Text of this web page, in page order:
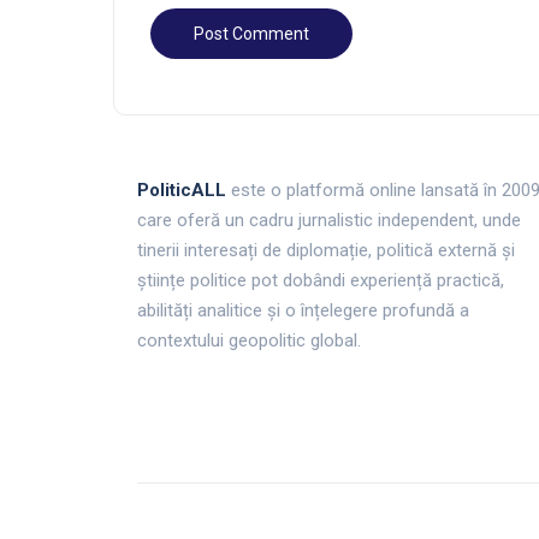
PoliticALL este o platformă online lansată în 2009
care oferă un cadru jurnalistic independent, unde
tinerii interesați de diplomație, politică externă și
științe politice pot dobândi experiență practică,
abilități analitice și o înțelegere profundă a
contextului geopolitic global.